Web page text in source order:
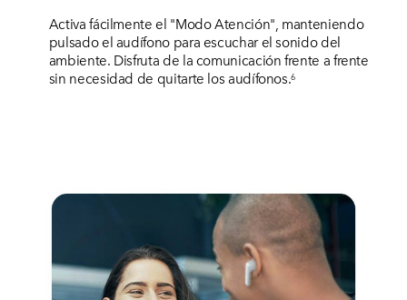
Activa fácilmente el "Modo Atención", manteniendo
pulsado el audífono para escuchar el sonido del
ambiente. Disfruta de la comunicación frente a frente
sin necesidad de quitarte los audífonos.6